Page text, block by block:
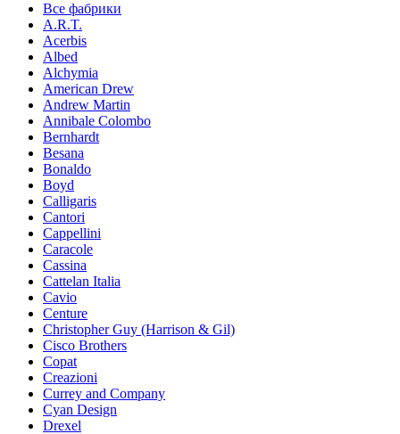
Все фабрики
A.R.T.
Acerbis
Albed
Alchymia
American Drew
Andrew Martin
Annibale Colombo
Bernhardt
Besana
Bonaldo
Boyd
Calligaris
Cantori
Cappellini
Caracole
Cassina
Cattelan Italia
Cavio
Centure
Christopher Guy (Harrison & Gil)
Cisco Brothers
Copat
Creazioni
Currey and Company
Cyan Design
Drexel